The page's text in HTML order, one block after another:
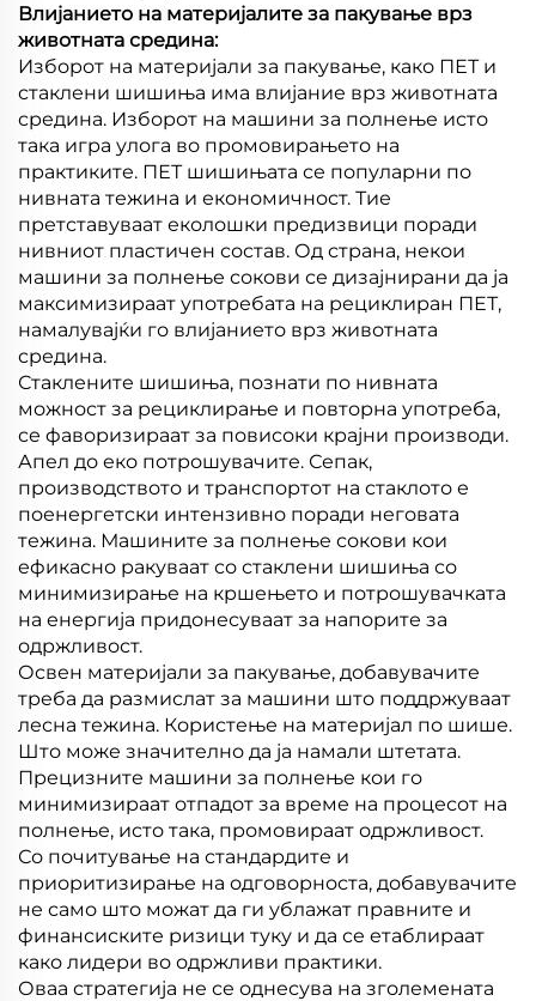
Влијанието на материјалите за пакување врз
животната средина:
Изборот на материјали за пакување, како ПЕТ и
стаклени шишиња има влијание врз животната
средина. Изборот на машини за полнење исто
така игра улога во промовирањето на
практиките. ПЕТ шишињата се популарни по
нивната тежина и економичност. Тие
претставуваат еколошки предизвици поради
нивниот пластичен состав. Од страна, некои
машини за полнење сокови се дизајнирани да ја
максимизираат употребата на рециклиран ПЕТ,
намалувајќи го влијанието врз животната
средина.
Стаклените шишиња, познати по нивната
можност за рециклирање и повторна употреба,
се фаворизираат за повисоки крајни производи.
Апел до еко потрошувачите. Сепак,
производството и транспортот на стаклото е
поенергетски интензивно поради неговата
тежина. Машините за полнење сокови кои
ефикасно ракуваат со стаклени шишиња со
минимизирање на кршењето и потрошувачката
на енергија придонесуваат за напорите за
одржливост.
Освен материјали за пакување, добавувачите
треба да размислат за машини што поддржуваат
лесна тежина. Користење на материјал по шише.
Што може значително да ја намали штетата.
Прецизните машини за полнење кои го
минимизираат отпадот за време на процесот на
полнење, исто така, промовираат одржливост.
Со почитување на стандардите и
приоритизирање на одговорноста, добавувачите
не само што можат да ги ублажат правните и
финансиските ризици туку и да се етаблираат
како лидери во одржливи практики.
Оваа стратегија не се однесува на зголемената